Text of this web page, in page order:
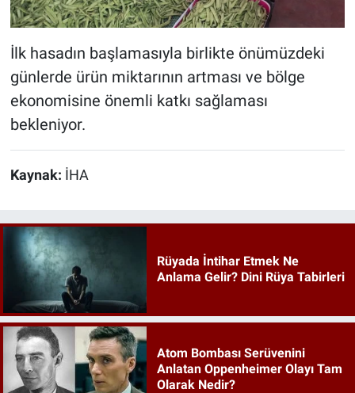
İlk hasadın başlamasıyla birlikte önümüzdeki
günlerde ürün miktarının artması ve bölge
ekonomisine önemli katkı sağlaması
bekleniyor.
Kaynak: İHA
Rüyada İntihar Etmek Ne
Anlama Gelir? Dini Rüya Tabirleri
Atom Bombası Serüvenini
Anlatan Oppenheimer Olayı Tam
Olarak Nedir?